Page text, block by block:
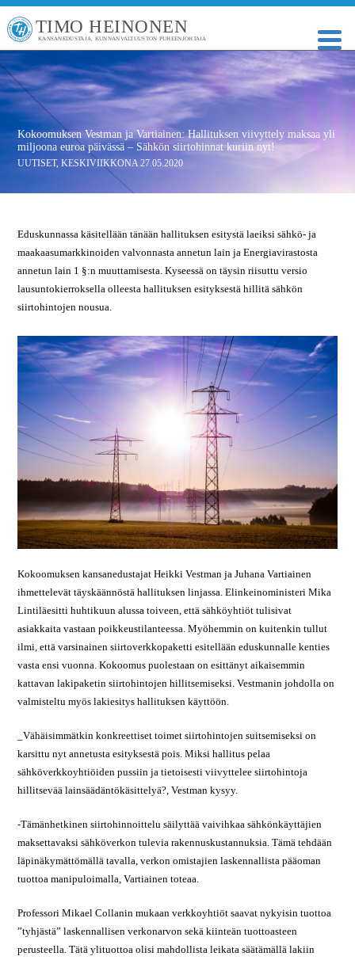
TIMO HEINONEN
KANSANEDUSTAJA, KUNNANVALTUUSTON PUHEENJOHTAJA
Kokoomuksen Vestman ja Vartiainen: Hallituksen viivyttely maksaa yli
miljoona euroa päivässä – Sähkön siirtohinnat kuriin nyt!
UUTISET,KESKIVIIKKONA 27.05.2020
Eduskunnassa käsitellään tänään hallituksen esitystä laeiksi sähkö- ja
maakaasumarkkinoiden valvonnasta annetun lain ja Energiavirastosta
annetun lain 1 §:n muuttamisesta. Kyseessä on täysin riisuttu versio
lausuntokierroksella olleesta hallituksen esityksestä hillitä sähkön
siirtohintojen nousua.
Kokoomuksen kansanedustajat Heikki Vestman ja Juhana Vartiainen
ihmettelevät täyskäännöstä hallituksen linjassa. Elinkeinoministeri Mika
Lintiläesitti huhtikuun alussa toiveen, että sähköyhtiöt tulisivat
asiakkaita vastaan poikkeustilanteessa. Myöhemmin on kuitenkin tullut
ilmi, että varsinainen siirtoverkkopaketti esitellään eduskunnalle kenties
vasta ensi vuonna. Kokoomus puolestaan on esittänyt aikaisemmin
kattavan lakipaketin siirtohintojen hillitsemiseksi. Vestmanin johdolla on
valmisteltu myös lakiesitys hallituksen käyttöön.
_Vähäisimmätkin konkreettiset toimet siirtohintojen suitsemiseksi on
karsittu nyt annetusta esityksestä pois. Miksi hallitus pelaa
sähköverkkoyhtiöiden pussiin ja tietoisesti viivyttelee siirtohintoja
hillitsevää lainsäädäntökäsittelyä?, Vestman kysyy.
-Tämänhetkinen siirtohinnoittelu säilyttää vaivihkaa sähkönkäyttäjien
maksettavaksi sähköverkon tulevia rakennuskustannuksia. Tämä tehdään
läpinäkymättömällä tavalla, verkon omistajien laskennallista pääoman
tuottoa manipuloimalla, Vartiainen toteaa.
Professori Mikael Collanin mukaan verkkoyhtiöt saavat nykyisin tuottoa
”tyhjästä” laskennallisen verkonarvon sekä kiinteän tuottoasteen
perusteella. Tätä ylituottoa olisi mahdollista leikata säätämällä lakiin